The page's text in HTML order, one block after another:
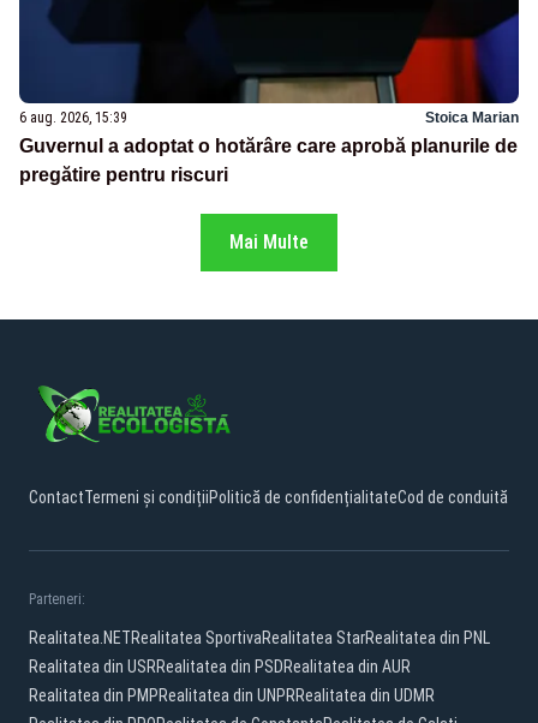
6 aug. 2026, 15:39 Stoica Marian
Guvernul a adoptat o hotărâre care aprobă planurile de
pregătire pentru riscuri
Mai Multe
ContactTermeni și condițiiPolitică de confidențialitateCod de conduită
Parteneri:
Realitatea.NETRealitatea SportivaRealitatea StarRealitatea din PNL
Realitatea din USRRealitatea din PSDRealitatea din AUR
Realitatea din PMPRealitatea din UNPRRealitatea din UDMR